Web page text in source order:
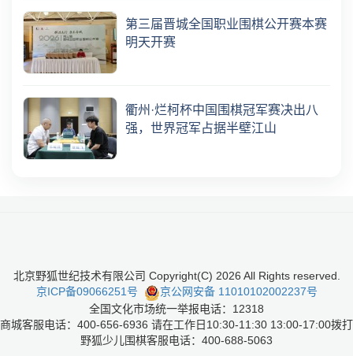
第三届晋城全国职业围棋公开赛本赛
明天开赛
衢州·烂柯杯中国围棋冠军赛决出八
强，世界冠军占据半壁江山
北京野狐世纪技术有限公司 Copyright(C) 2026 All Rights reserved.
京ICP备09066251号
京公网安备 11010102002237号
全国文化市场统一举报电话：12318
商城客服电话：400-656-6936 请在工作日10:30-11:30 13:00-17:00拨打
野狐少儿围棋客服电话：400-688-5063